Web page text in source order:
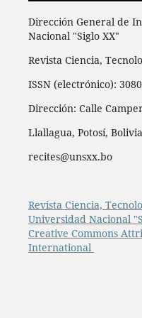
Dirección General de
Nacional "Siglo XX"
Revista Ciencia,
ISSN (electrónico):
Dirección: Calle
Llallagua, Potosí,
recites@unsxx.bo
Revista Ciencia,
Universidad Nacional
Creative Commons
International